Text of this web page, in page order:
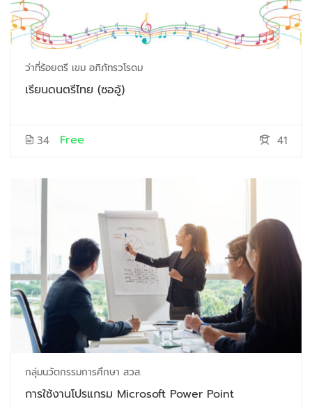
ว่าที่ร้อยตรี เขม อภิภัทรวโรดม
เรียนดนตรีไทย (ซออู้)
34 41
Free
กลุ่มนวัตกรรมการศึกษา สวส.
การใช้งานโปรแกรม Microsoft Power Point